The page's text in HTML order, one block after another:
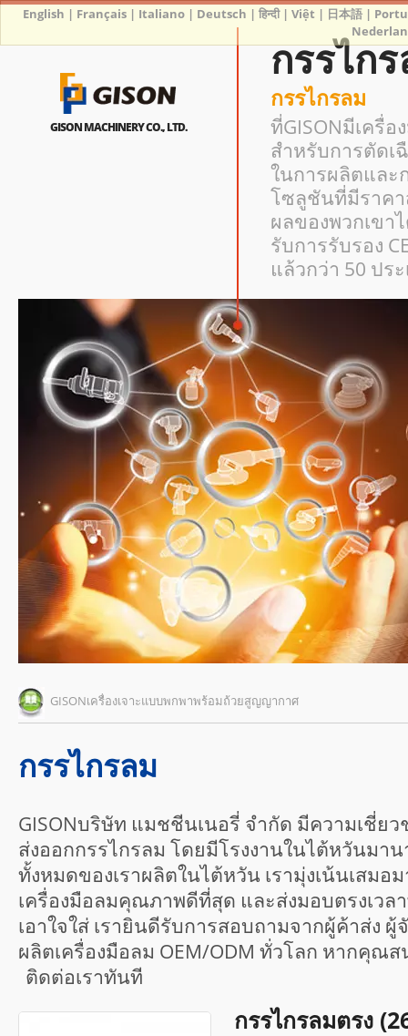
GISON MACHINERY CO., LTD.
กรรไก
กรรไกรลม
ที่GISONมีเครื่
สำหรับการตัดเ
ในการผลิตและ
โซลูชันที่มีราคา
ผลของพวกเขา
รับการรับรอง
แล้วกว่า 50 ปร
GISONเครื่องเจาะแบบพกพาพร้อมถ้วยสูญญากาศ
กรรไกรลม
GISONบริษัท แมชชีนเนอรี่ จำกัด มีความเชี่ย
ส่งออกกรรไกรลม โดยมีโรงงานในไต้หวันมา
ทั้งหมดของเราผลิตในไต้หวัน เรามุ่งเน้นเสมอ
เครื่องมือลมคุณภาพดีที่สุด และส่งมอบตรงเวล
เอาใจใส่ เรายินดีรับการสอบถามจากผู้ค้าส่ง
ผลิตเครื่องมือลม OEM/ODM ทั่วโลก หากคุณส
ติดต่อเราทันที
กรรไกรลมตรง
English | Français | Italiano | Deutsch |हिन्दी|Việt | 日本語 |